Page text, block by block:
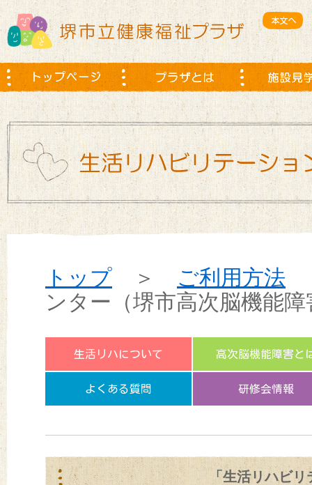
トップ ＞ ご利用方法
ンター（堺市高次脳機能
生活リハについて 高次脳機能障害と
よくある質問 研修会情報
「生活リハビ